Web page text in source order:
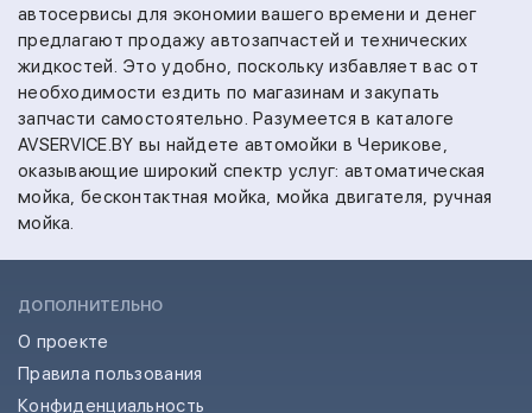
автосервисы для экономии вашего времени и денег
предлагают продажу автозапчастей и технических
жидкостей. Это удобно, поскольку избавляет вас от
необходимости ездить по магазинам и закупать
запчасти самостоятельно. Разумеется в каталоге
AVSERVICE.BY вы найдете автомойки в Черикове,
оказывающие широкий спектр услуг: автоматическая
мойка, бесконтактная мойка, мойка двигателя, ручная
мойка.
ДОПОЛНИТЕЛЬНО
О проекте
Правила пользования
Конфиденциальность